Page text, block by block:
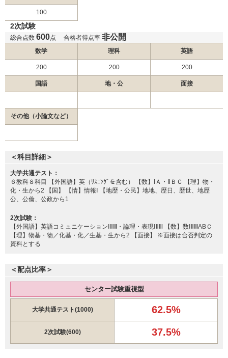
2月3日
東海大学 一般入試
金沢医科大学 一般前期
順天堂大学 研究医特別選抜
順天堂大学 地域枠選抜
順天堂大学 前期共通テスト利用
順天堂大学 共通テスト・一般独自併用
順天堂大学 一般 (A方式)
2月4日
自治医科大学 一般
東京医科大学 共通テスト利用
東京医科大学 一般
2月5日
帝京大学 一般
帝京大学 一般（新潟枠）
帝京大学 一般（群馬枠）
聖マリアンナ医科大学 一般（前期）
愛知医科大学 一般
100
2次試験
総合点数 600点 合格者得点率 非公開
数学 理科 英語
200 200 200
国語 地・公 面接
その他（小論文など）
＜科目詳細＞
大学共通テスト：
６教科８科目 【外国語】英（ﾘｽﾆﾝｸﾞを含む） 【数】IＡ・IiＢＣ 【理】物・
化・生から2 【国】 【情】情報Ⅰ 【地歴・公民】地地、歴日、歴世、地歴
公、公倫、公政から1
2次試験：
【外国語】英語コミュニケーションⅠⅡⅢ・論理・表現ⅠⅡⅢ 【数】数ⅠⅡⅢABＣ
【理】物基・物／化基・化／生基・生から2 【面接】 ※面接は合否判定の
資料とする
＜配点比率＞
センター試験重視型
大学共通テスト(1000) 62.5%
2次試験(600) 37.5%